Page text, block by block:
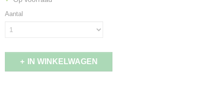
Aantal
IN WINKELWAGEN